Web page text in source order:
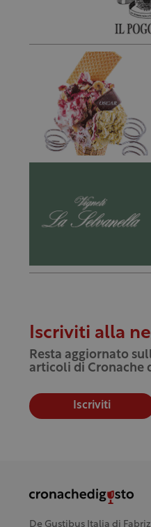
Iscriviti alla
Resta aggiornato
articoli di Cronache
Iscriviti
De Gustibus Italia di